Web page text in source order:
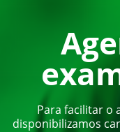
Para facilitar o
disponibilizamos